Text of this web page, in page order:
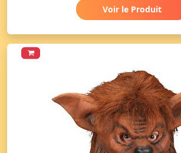
Voir le Produit